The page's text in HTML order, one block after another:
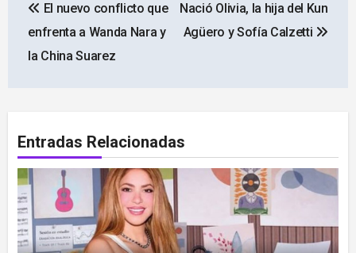
de
entradas
El nuevo conflicto que
enfrenta a Wanda Nara y
la China Suarez
Nació Olivia, la hija del Kun
Agüero y Sofía Calzetti
Entradas Relacionadas